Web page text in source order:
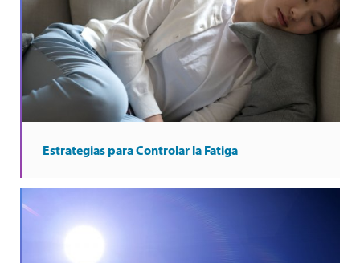
Estrategias para Controlar la Fatiga